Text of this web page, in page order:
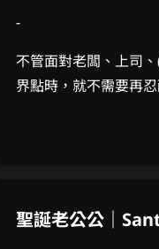
-
不管面對老闆、上司
界點時，就不需要再
聖誕老公公｜